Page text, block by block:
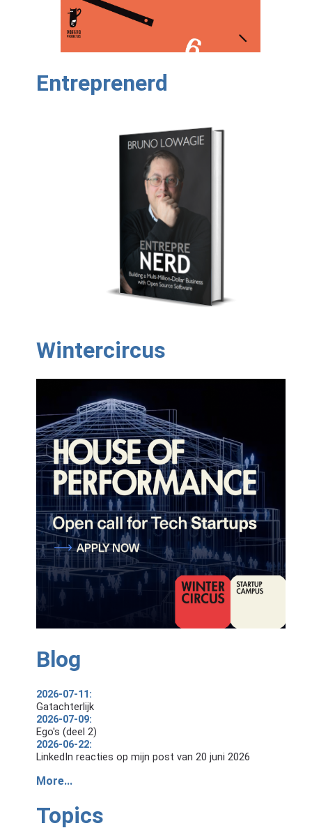
Entreprenerd
Wintercircus
Blog
2026-07-11:
Gatachterlijk
2026-07-09:
Ego's (deel 2)
2026-06-22:
LinkedIn reacties op mijn post van 20 juni 2026
More...
Topics